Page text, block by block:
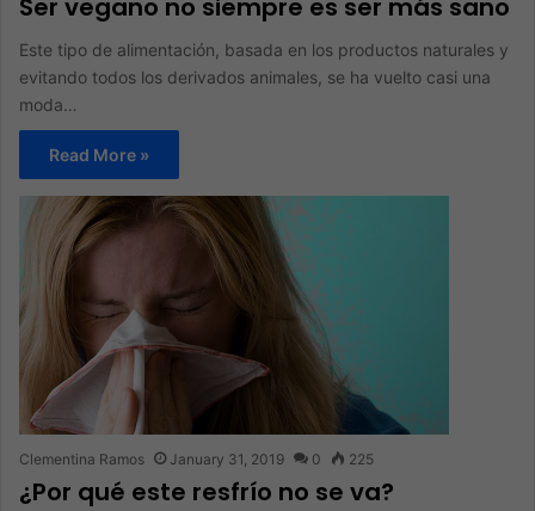
Ser vegano no siempre es ser más sano
Este tipo de alimentación, basada en los productos naturales y
evitando todos los derivados animales, se ha vuelto casi una
moda…
Read More »
Clementina Ramos January 31, 2019 0 225
¿Por qué este resfrío no se va?